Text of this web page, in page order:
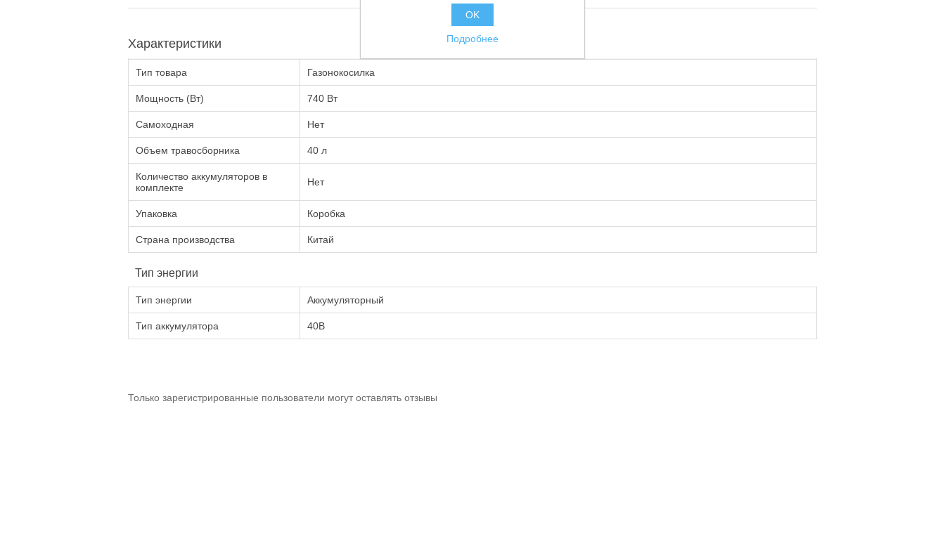
Характеристики
Тип товара Газонокосилка
Мощность (Вт) 740 Вт
Самоходная Нет
Объем травосборника 40 л
Количество аккумуляторов в
комплекте
Нет
Упаковка Коробка
Страна производства Китай
Тип энергии
Тип энергии Аккумуляторный
Тип аккумулятора 40В
Только зарегистрированные пользователи могут оставлять отзывы
OK
Подробнее